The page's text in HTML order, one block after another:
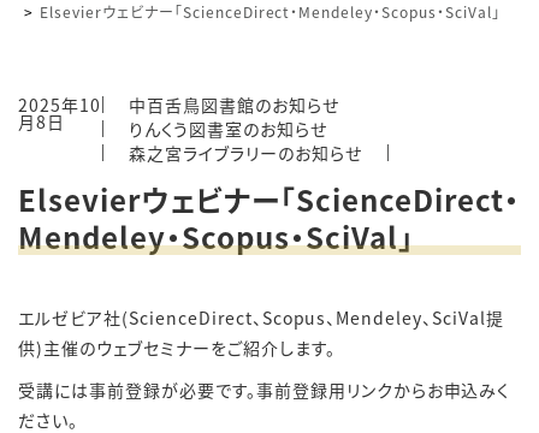
Elsevierウェビナー「ScienceDirect・Mendeley・Scopus・SciVal」
2025年10
月8日
中百舌鳥図書館のお知らせ
りんくう図書室のお知らせ
森之宮ライブラリーのお知らせ
Elsevierウェビナー「ScienceDirect・
Mendeley・Scopus・SciVal」
エルゼビア社(ScienceDirect、Scopus、Mendeley、SciVal提
供)主催のウェブセミナーをご紹介します。
受講には事前登録が必要です。事前登録用リンクからお申込みく
ださい。